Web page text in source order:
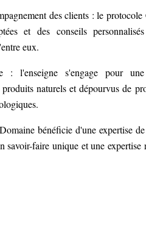
des clients : le
et des conseils
eux.
: l'enseigne s'engage pour une
naturels et dépourvus de
bénéficie d'une expertise
savoir-faire unique et une